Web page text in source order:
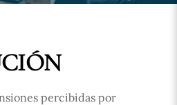
percibidas por